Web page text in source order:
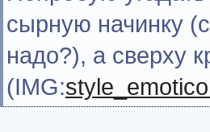
сырную начинку
надо?), а сверху
(IMG: